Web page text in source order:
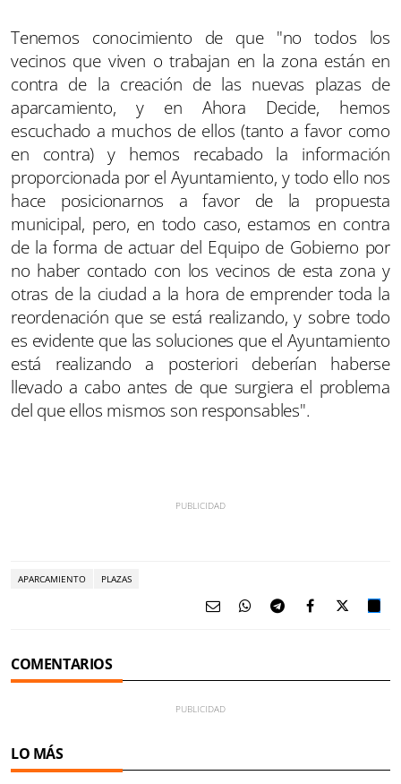
Tenemos conocimiento de que "no todos los
vecinos que viven o trabajan en la zona están en
contra de la creación de las nuevas plazas de
aparcamiento, y en Ahora Decide, hemos
escuchado a muchos de ellos (tanto a favor como
en contra) y hemos recabado la información
proporcionada por el Ayuntamiento, y todo ello nos
hace posicionarnos a favor de la propuesta
municipal, pero, en todo caso, estamos en contra
de la forma de actuar del Equipo de Gobierno por
no haber contado con los vecinos de esta zona y
otras de la ciudad a la hora de emprender toda la
reordenación que se está realizando, y sobre todo
es evidente que las soluciones que el Ayuntamiento
está realizando a posteriori deberían haberse
llevado a cabo antes de que surgiera el problema
del que ellos mismos son responsables".
APARCAMIENTO PLAZAS
COMENTARIOS
LO MÁS